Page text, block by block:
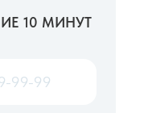
10 МИНУТ